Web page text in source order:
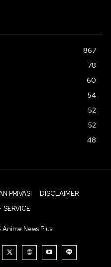
867
78
60
54
52
52
48
PRIVASI
DISCLAIMER
SERVICE
News Plus